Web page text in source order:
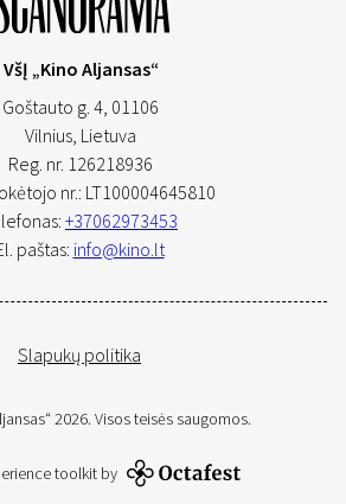
VšĮ „Kino Aljansas“
Goštauto g. 4, 01106
Vilnius, Lietuva
Reg. nr. 126218936
nr.: LT100004645810
+37062973453
paštas: info@kino.lt
Slapukų politika
2026. Visos teisės saugomos.
toolkit by